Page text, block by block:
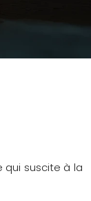
qui suscite à la